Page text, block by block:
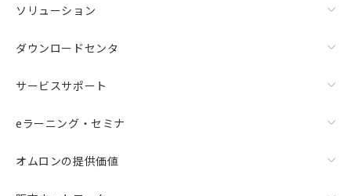
ソリューション
ダウンロードセンタ
サービスサポート
eラーニング・セミナ
オムロンの提供価値